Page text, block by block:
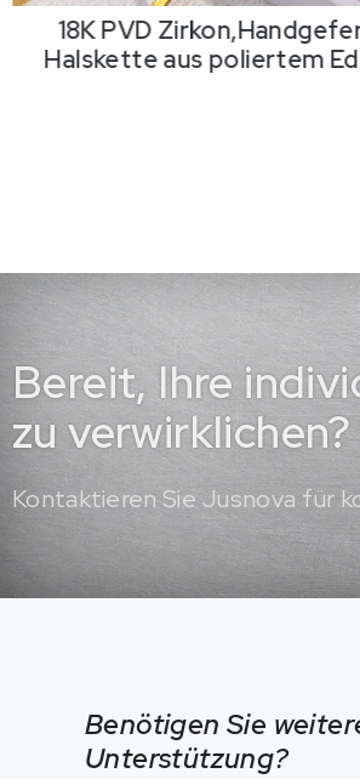
18K PVD
Halskette aus poliertem
Bereit, Ihre
zu verwirklichen?
Kontaktieren Sie Jusnova für
Benötigen Sie
Unterstützung?